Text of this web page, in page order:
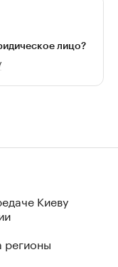
лицо?
Киеву
регионы